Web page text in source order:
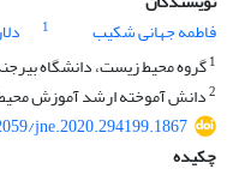
فاطمه جهانی شکیب
1
1گروه محیط زیست، دانشگاه
2دانش آموخته ارشد آموزش محیط
jne.2020.294199.1867
چکیده